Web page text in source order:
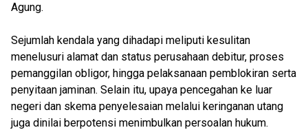
Agung.
Sejumlah kendala yang dihadapi meliputi kesulitan
menelusuri alamat dan status perusahaan debitur, proses
pemanggilan obligor, hingga pelaksanaan pemblokiran serta
penyitaan jaminan. Selain itu, upaya pencegahan ke luar
negeri dan skema penyelesaian melalui keringanan utang
juga dinilai berpotensi menimbulkan persoalan hukum.